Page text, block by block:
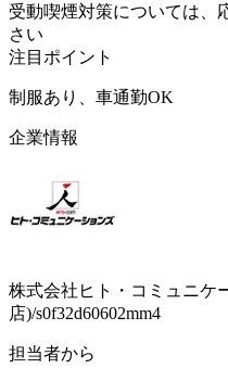
受動喫煙対策については、
さい
注目ポイント
制服あり、車通勤OK
企業情報
株式会社ヒト・コミュニケ
店)/s0f32d60602mm4
担当者から